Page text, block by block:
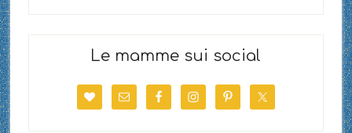
Le mamme sui social